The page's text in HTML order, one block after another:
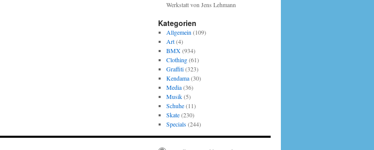
Werkstatt von Jens Lehmann
Kategorien
Allgemein (109)
Art(4)
BMX(934)
Clothing(61)
Graffiti(323)
Kendama(30)
Media(36)
Musik(5)
Schuhe(11)
Skate(230)
Specials(244)